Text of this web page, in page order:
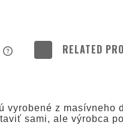
RELATED
z masívneho
sami, ale výrobca